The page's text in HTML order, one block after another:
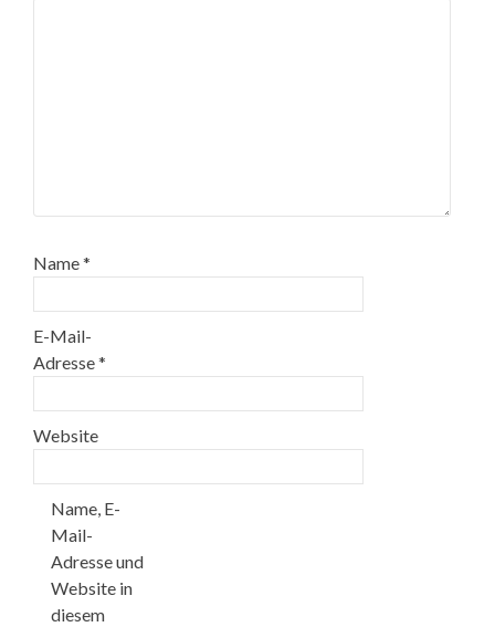
Name*
E-Mail-
Adresse*
Website
Name, E-
Mail-
Adresse und
Website in
diesem